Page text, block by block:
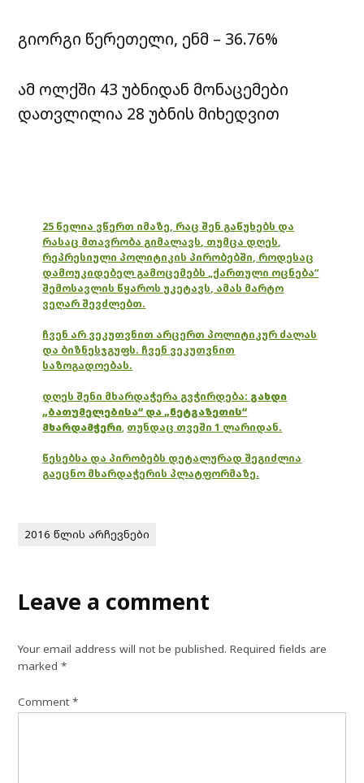
გიორგი წერეთელი, ენმ – 36.76%
ამ ოლქში 43 უბნიდან მონაცემები
დათვლილია 28 უბნის მიხედვით
25 წელია ვწერთ იმაზე, რაც შენ გაწუხებს და
რასაც მთავრობა გიმალავს, თუმცა დღეს,
რეპრესიული პოლიტიკის პირობებში, როდესაც
დამოუკიდებელ გამოცემებს „ქართული ოცნება“
შემოსავლის წყაროს უკეტავს, ამას მარტო
ვეღარ შევძლებთ.
ჩვენ არ ვეკუთვნით არცერთ პოლიტიკურ ძალას
და ბიზნესჯგუფს. ჩვენ ვეკუთვნით
საზოგადოებას.
დღეს შენი მხარდაჭერა გვჭირდება: გახდი
„ბათუმელებისა“ და „ნეტგაზეთის“
მხარდამჭერი, თუნდაც თვეში 1 ლარიდან.
წესებსა და პირობებს დეტალურად შეგიძლია
გაეცნო მხარდაჭერის პლატფორმაზე.
2016 წლის არჩევნები
Leave a comment
Your email address will not be published. Required fields are
marked*
Comment*